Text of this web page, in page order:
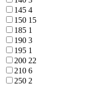
145 4
150 15
185 1
190 3
195 1
200 22
210 6
250 2